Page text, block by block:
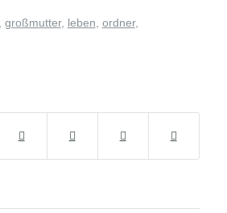
, großmutter, leben, ordner,